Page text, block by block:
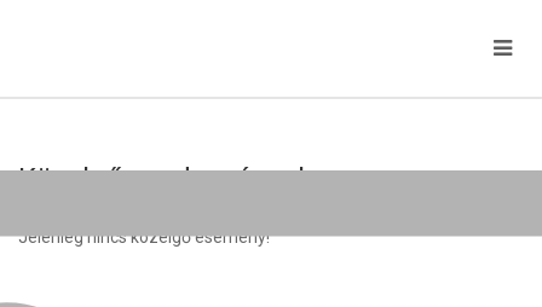
Közelgő rendezvények
Jelenleg nincs közelgő esemény!